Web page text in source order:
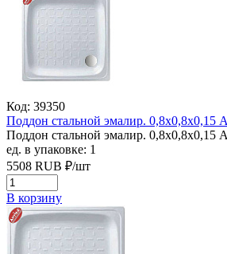
Код: 39350
Поддон стальной эмалир. 0,8х0,8х0,15
Поддон стальной эмалир. 0,8х0,8х0,15
ед. в упаковке: 1
5508 RUB ₽/шт
В корзину